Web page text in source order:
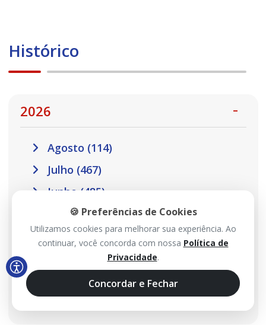
Histórico
2026
Agosto (114)
Julho (467)
Junho (485)
Maio (517)
Abril (457)
Março (410)
Fevereiro (301)
Janeiro (302)
🍪 Preferências de Cookies
Utilizamos cookies para melhorar sua experiência. Ao
continuar, você concorda com nossa Política de
Privacidade.
Concordar e Fechar